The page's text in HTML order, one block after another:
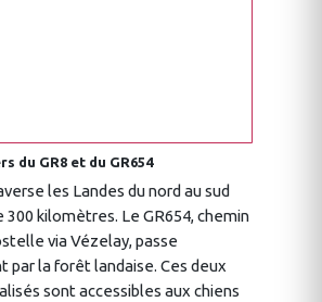
du GR8 et du GR654
les Landes du nord au sud
300 kilomètres. Le GR654, chemin
via Vézelay, passe
par la forêt landaise. Ces deux
sont accessibles aux chiens